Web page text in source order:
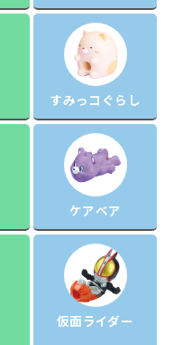
すみっコぐらし
ケアベア
仮面ライダー